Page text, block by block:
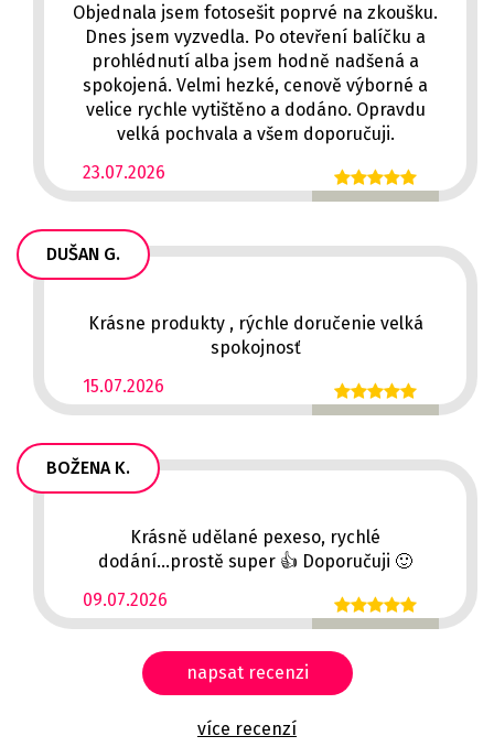
23.07.2026
Objednala jsem fotosešit poprvé na zkoušku.
Dnes jsem vyzvedla. Po otevření balíčku a
prohlédnutí alba jsem hodně nadšená a
spokojená. Velmi hezké, cenově výborné a
velice rychle vytištěno a dodáno. Opravdu
velká pochvala a všem doporučuji.
DUŠAN G.
15.07.2026
Krásne produkty , rýchle doručenie velká
spokojnosť
BOŽENA K.
09.07.2026
Krásně udělané pexeso, rychlé
dodání...prostě super 👍 Doporučuji 🙂
napsat recenzi
více recenzí